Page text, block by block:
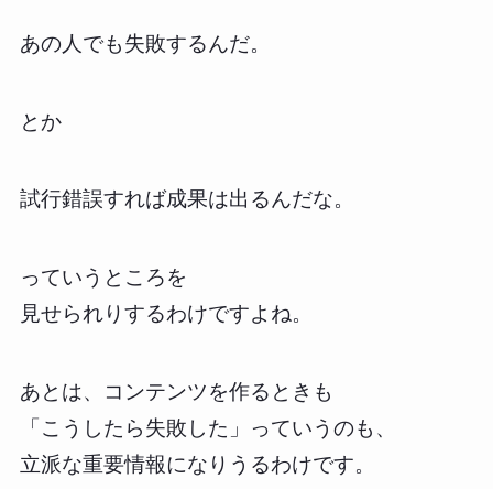
あの人でも失敗するんだ。
とか
試行錯誤すれば成果は出るんだな。
っていうところを
見せられりするわけですよね。
あとは、コンテンツを作るときも
「こうしたら失敗した」っていうのも、
立派な重要情報になりうるわけです。